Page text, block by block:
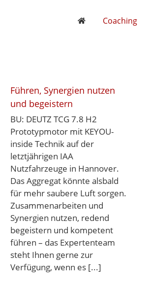
Coaching
Führen, Synergien nutzen
und begeistern
BU: DEUTZ TCG 7.8 H2
Prototypmotor mit KEYOU-
inside Technik auf der
letztjährigen IAA
Nutzfahrzeuge in Hannover.
Das Aggregat könnte alsbald
für mehr saubere Luft sorgen.
Zusammenarbeiten und
Synergien nutzen, redend
begeistern und kompetent
führen – das Expertenteam
steht Ihnen gerne zur
Verfügung, wenn es [...]